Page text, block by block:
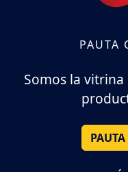
PAUTA
Somos la